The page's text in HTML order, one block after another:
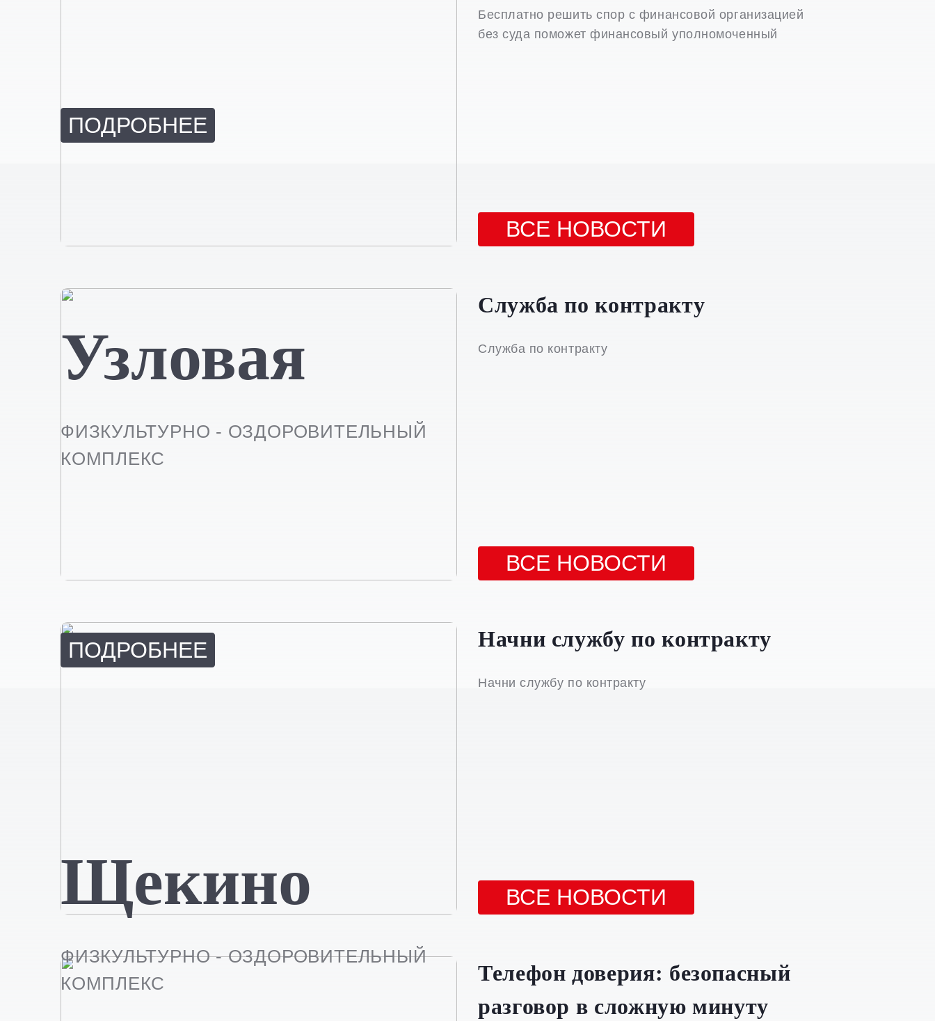
ПОДРОБНЕЕ
Узловая
ФИЗКУЛЬТУРНО - ОЗДОРОВИТЕЛЬНЫЙ
КОМПЛЕКС
ПОДРОБНЕЕ
Щекино
ФИЗКУЛЬТУРНО - ОЗДОРОВИТЕЛЬНЫЙ
КОМПЛЕКС
Бесплатно решить спор с финансовой организацией
без суда поможет финансовый уполномоченный
ВСЕ НОВОСТИ
Служба по контракту
Служба по контракту
ВСЕ НОВОСТИ
Начни службу по контракту
Начни службу по контракту
ВСЕ НОВОСТИ
Телефон доверия: безопасный
разговор в сложную минуту